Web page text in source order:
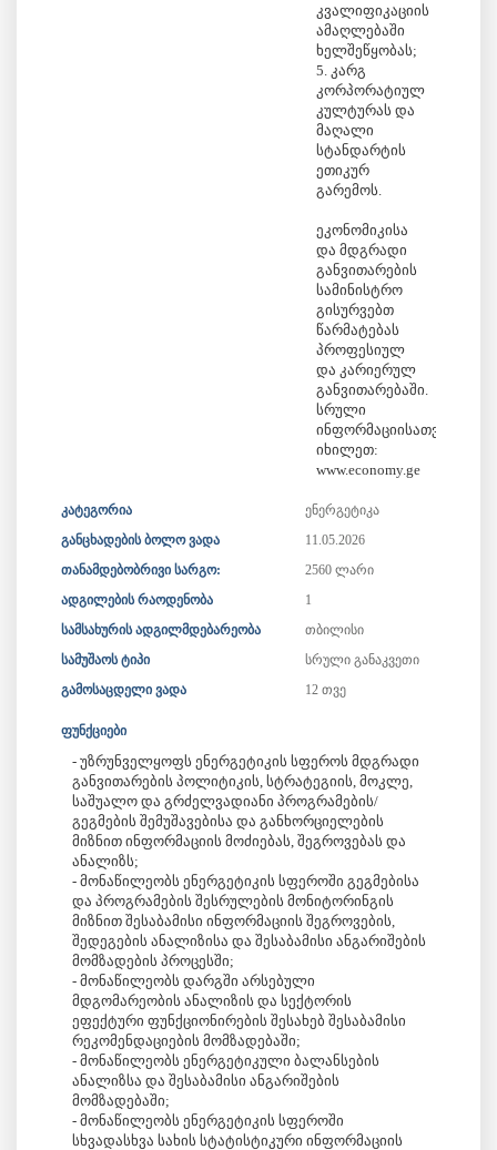
კვალიფიკაციის
ამაღლებაში
ხელშეწყობას;
5. კარგ
კორპორატიულ
კულტურას და
მაღალი
სტანდარტის
ეთიკურ
გარემოს.
ეკონომიკისა
და მდგრადი
განვითარების
სამინისტრო
გისურვებთ
წარმატებას
პროფესიულ
და კარიერულ
განვითარებაში.
სრული
ინფორმაციისათვის
იხილეთ:
www.economy.ge
კატეგორია
ენერგეტიკა
განცხადების ბოლო ვადა
11.05.2026
თანამდებობრივი სარგო:
2560 ლარი
ადგილების რაოდენობა
1
სამსახურის ადგილმდებარეობა
თბილისი
სამუშაოს ტიპი
სრული განაკვეთი
გამოსაცდელი ვადა
12 თვე
ფუნქციები
- უზრუნველყოფს ენერგეტიკის სფეროს მდგრადი
განვითარების პოლიტიკის, სტრატეგიის, მოკლე,
საშუალო და გრძელვადიანი პროგრამების/
გეგმების შემუშავებისა და განხორციელების
მიზნით ინფორმაციის მოძიებას, შეგროვებას და
ანალიზს;
- მონაწილეობს ენერგეტიკის სფეროში გეგმებისა
და პროგრამების შესრულების მონიტორინგის
მიზნით შესაბამისი ინფორმაციის შეგროვების,
შედეგების ანალიზისა და შესაბამისი ანგარიშების
მომზადების პროცესში;
- მონაწილეობს დარგში არსებული
მდგომარეობის ანალიზის და სექტორის
ეფექტური ფუნქციონირების შესახებ შესაბამისი
რეკომენდაციების მომზადებაში;
- მონაწილეობს ენერგეტიკული ბალანსების
ანალიზსა და შესაბამისი ანგარიშების
მომზადებაში;
- მონაწილეობს ენერგეტიკის სფეროში
სხვადასხვა სახის სტატისტიკური ინფორმაციის